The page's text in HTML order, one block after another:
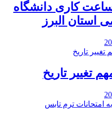
کاری دانشگاه
استان البرز
تغییر تاریخ